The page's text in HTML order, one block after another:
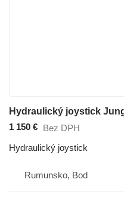
1 150 € Bez DPH
Hydraulický joystick
Rumunsko, Bod